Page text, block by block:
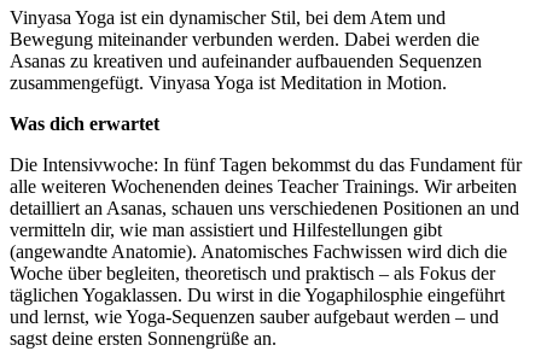
Vinyasa Yoga ist ein dynamischer Stil, bei dem Atem und
Bewegung miteinander verbunden werden. Dabei werden die
Asanas zu kreativen und aufeinander aufbauenden Sequenzen
zusammengefügt. Vinyasa Yoga ist Meditation in Motion.
Was dich erwartet
Die Intensivwoche: In fünf Tagen bekommst du das Fundament für
alle weiteren Wochenenden deines Teacher Trainings. Wir arbeiten
detailliert an Asanas, schauen uns verschiedenen Positionen an und
vermitteln dir, wie man assistiert und Hilfestellungen gibt
(angewandte Anatomie). Anatomisches Fachwissen wird dich die
Woche über begleiten, theoretisch und praktisch – als Fokus der
täglichen Yogaklassen. Du wirst in die Yogaphilosphie eingeführt
und lernst, wie Yoga-Sequenzen sauber aufgebaut werden – und
sagst deine ersten Sonnengrüße an.